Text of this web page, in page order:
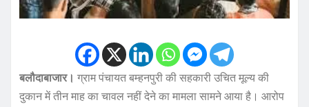
बलौदाबाजार। ग्राम पंचायत बम्हनपुरी की सहकारी उचित मूल्य की
दुकान में तीन माह का चावल नहीं देने का मामला सामने आया है। आरोप